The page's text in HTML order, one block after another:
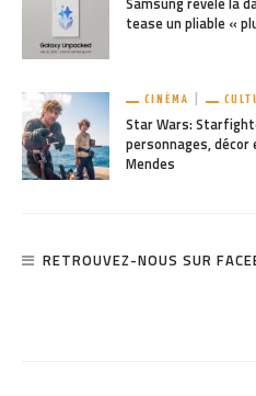
tease un pliable «
CINÉMA
Star Wars:
personnages, décor
Mendes
RETROUVEZ-NOUS SUR